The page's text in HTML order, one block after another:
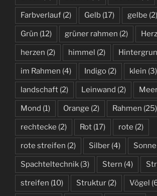
Farbverlauf (2) Gelb (17) gelbe (2)
Grün (12) grüner rahmen (2) Herz
herzen (2) himmel (2)
im Rahmen (4) Indigo (2) klein (3)
landschaft (2) Leinwand (2)
Mond (1) Orange (2) Rahmen (25)
rechtecke (2) Rot (17) rote (2)
rote streifen (2) Silber (4) Sonne
Spachteltechnik (3) Stern (4)
streifen (10) Struktur (2) Vögel